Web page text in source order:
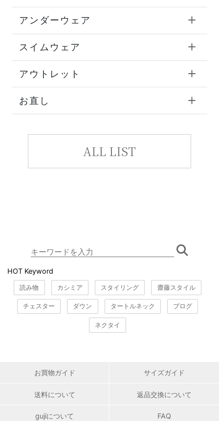
アンダーウェア
スイムウェア
アウトレット
お直し
ALL LIST
HOT Keyword
読み物 カシミア スタイリング 齋藤スタイル
チェスター ダウン タートルネック ブログ
ネクタイ
お買物ガイド サイズガイド
送料について 返品交換について
gujiについて FAQ